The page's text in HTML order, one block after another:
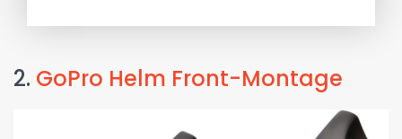
2. GoPro Helm Front-Montage